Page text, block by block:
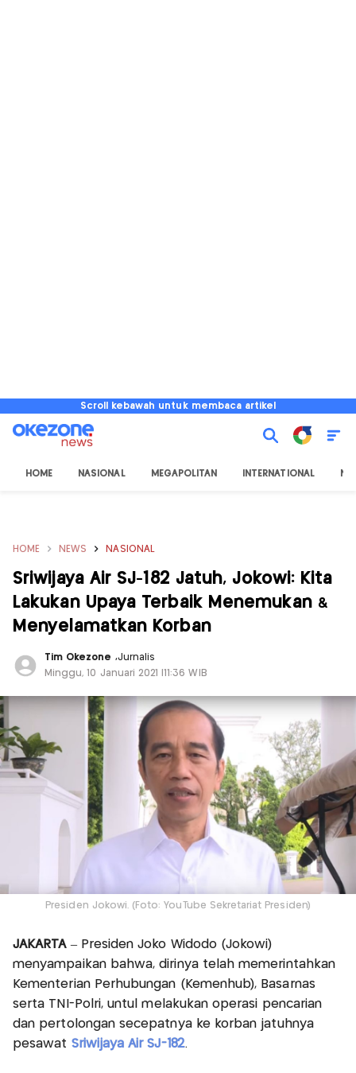
Scroll kebawah untuk membaca artikel
HOME NASIONAL MEGAPOLITAN INTERNATIONAL
HOME NEWS NASIONAL
Sriwijaya Air SJ-182 Jatuh, Jokowi: Kita
Lakukan Upaya Terbaik Menemukan &
Menyelamatkan Korban
Tim Okezone ,Jurnalis
Minggu, 10 Januari 2021 |11:36 WIB
Presiden Jokowi. (Foto: YouTube Sekretariat Presiden)
JAKARTA– Presiden Joko Widodo (Jokowi)
menyampaikan bahwa, dirinya telah memerintahkan
Kementerian Perhubungan (Kemenhub), Basarnas
serta TNI-Polri, untul melakukan operasi pencarian
dan pertolongan secepatnya ke korban jatuhnya
pesawat Sriwijaya Air SJ-182.